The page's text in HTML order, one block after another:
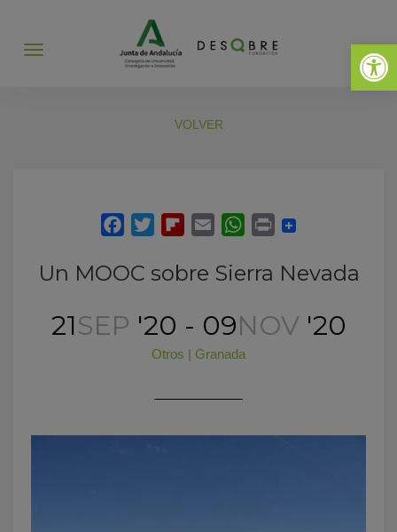
Abrir
Abrir
VOLVER
Un MOOC sobre Sierra Nevada
21SEP '20 - 09NOV'20
Otros | Granada